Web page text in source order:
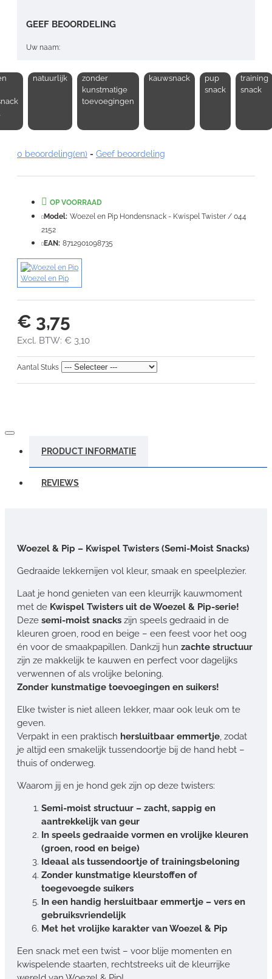
GEEF BEOORDELING
Uw naam:
Opmerking:
natuurlijk
zonder
kunstmatige
toevoegingen
kauwsnack
pup
snack
training
snack
0 beoordeling(en) - Geef beoordeling
€ 3,75
Excl. BTW: € 3,10
OP VOORRAAD
Model: Woezel en Pip Hondensnack - Kwispel Twister / 044
2152
EAN: 8712901098735
Woezel en Pip
Aantal Stuks
PRODUCT INFORMATIE
REVIEWS
Woezel & Pip – Kwispel Twisters (Semi-Moist Snacks)
Gedraaide lekkernijen vol kleur, smaak en speelplezier.
Laat je hond genieten van een kleurrijk kauwmoment
met de Kwispel Twisters uit de Woezel & Pip-serie!
Deze semi-moist snacks zijn speels gedraaid in de
kleuren groen, rood en beige – een feest voor het oog
én voor de smaakpapillen. Dankzij hun zachte structuur
zijn ze makkelijk te kauwen en perfect voor dagelijks
verwennen of als vrolijke beloning.
Zonder kunstmatige toevoegingen en suikers!
Elke twister is niet alleen lekker, maar ook leuk om te
geven.
Verpakt in een praktisch hersluitbaar emmertje, zodat
je altijd een smakelijk tussendoortje bij de hand hebt –
thuis of onderweg.
Waarom jij en je hond gek zijn op deze twisters:
Semi-moist structuur – zacht, sappig en
aantrekkelijk van geur
In speels gedraaide vormen en vrolijke kleuren
(groen, rood en beige)
Ideaal als tussendoortje of trainingsbeloning
Zonder kunstmatige kleurstoffen of
toegevoegde suikers
In een handig hersluitbaar emmertje – vers en
gebruiksvriendelijk
Met het vrolijke karakter van Woezel & Pip
Een snack met een twist – voor blije momenten en
kwispelende staarten, rechtstreeks uit de kleurrijke